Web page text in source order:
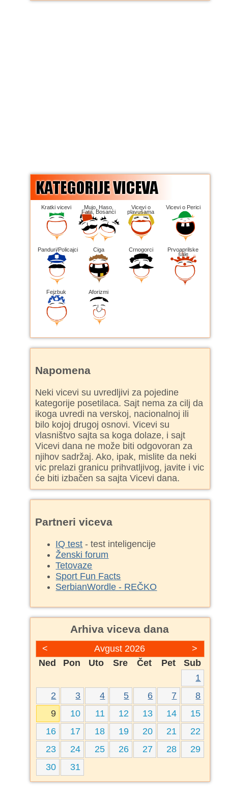
Kratki vicevi Mujo, Haso,
Fata, Bosanci
Vicevi o
plavušama
Vicevi o Perici
Panduri/Policajci Ciga Crnogorci Prvoaprilske
šale
Fejzbuk Aforizmi
Napomena
Neki vicevi su uvredljivi za pojedine
kategorije posetilaca. Sajt nema za cilj da
ikoga uvredi na verskoj, nacionalnoj ili
bilo kojoj drugoj osnovi. Vicevi su
vlasništvo sajta sa koga dolaze, i sajt
Vicevi dana ne može biti odgovoran za
njihov sadržaj. Ako, ipak, mislite da neki
vic prelazi granicu prihvatljivog, javite i vic
će biti izbačen sa sajta Vicevi dana.
Partneri viceva
IQ test - test inteligencije
Ženski forum
Tetovaze
Sport Fun Facts
SerbianWordle - REČKO
Arhiva viceva dana
< >
Avgust 2026
Ned
Pon Uto Sre Čet Pet
Sub
1
2
3 4 5 6 7
8
9
10 11 12 13 14
15
16
17 18 19 20 21
22
23
24 25 26 27 28
29
30
31